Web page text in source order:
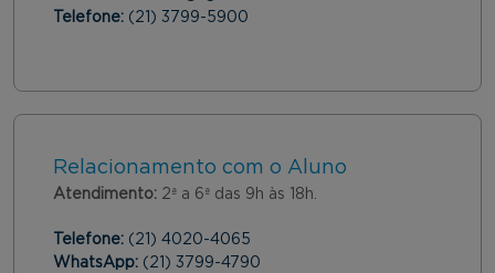
Telefone: (21) 3799-5900
Relacionamento com o Aluno
Atendimento: 2ª a 6ª das 9h às 18h.
Telefone: (21) 4020-4065
WhatsApp: (21) 3799-4790